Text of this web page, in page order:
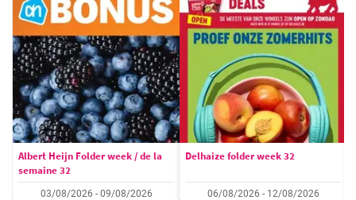
Albert Heijn Folder week / de la
semaine 32
03/08/2026 - 09/08/2026
Delhaize folder week 32
06/08/2026 - 12/08/2026